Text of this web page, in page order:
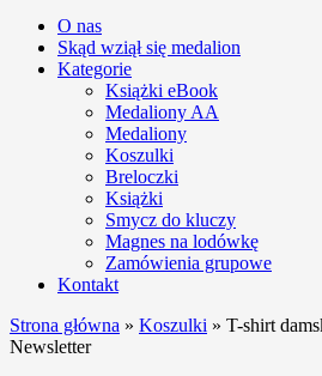
O nas
Skąd wziął się medalion
Kategorie
Książki eBook
Medaliony AA
Medaliony
Koszulki
Breloczki
Książki
Smycz do kluczy
Magnes na lodówkę
Zamówienia grupowe
Kontakt
Strona główna » Koszulki » T-shirt
Newsletter